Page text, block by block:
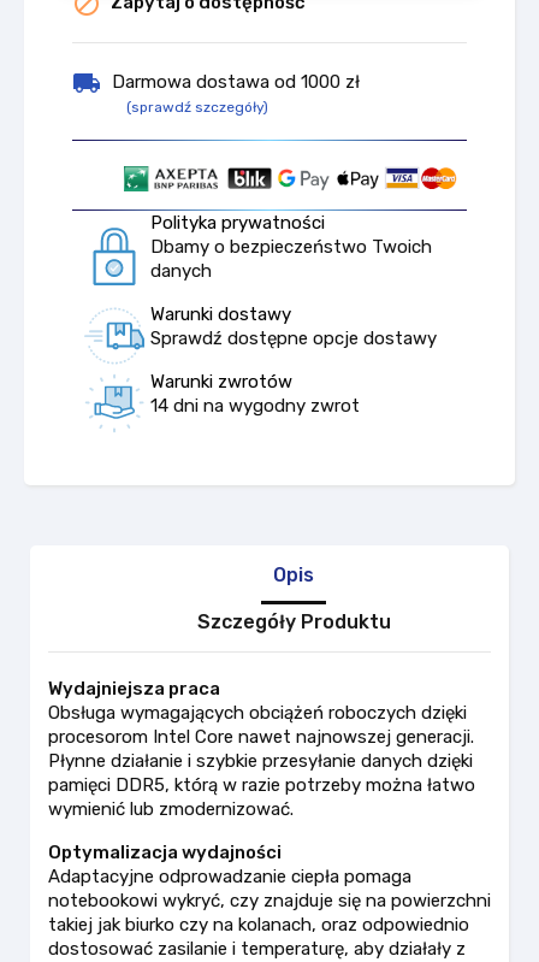
local_shipping Darmowa dostawa od 1000 zł
(sprawdź szczegóły)
Polityka prywatności
Dbamy o bezpieczeństwo Twoich
danych
Warunki dostawy
Sprawdź dostępne opcje dostawy
Warunki zwrotów
14 dni na wygodny zwrot
Opis
Szczegóły Produktu
Wydajniejsza praca
Obsługa wymagających obciążeń roboczych dzięki
procesorom Intel Core nawet najnowszej generacji.
Płynne działanie i szybkie przesyłanie danych dzięki
pamięci DDR5, którą w razie potrzeby można łatwo
wymienić lub zmodernizować.
Optymalizacja wydajności
Adaptacyjne odprowadzanie ciepła pomaga
notebookowi wykryć, czy znajduje się na powierzchni
takiej jak biurko czy na kolanach, oraz odpowiednio
dostosować zasilanie i temperaturę, aby działały z